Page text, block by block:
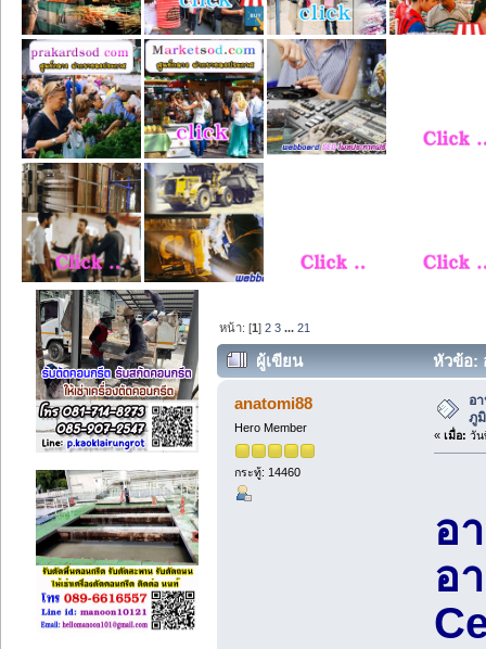
หน้า: [1]2 3 ...21
ผู้เขียน หัวข้อ:
anatomi88
Hero Member
กระทู้: 14460
อ
ภู
« เมื่อ: วัน
อ
อ